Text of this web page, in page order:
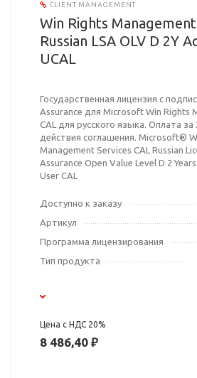
CLIENT MANAGEMENT
Win Rights Management
Russian LSA OLV D 2Y
UCAL
Государственная лицензия с
Assurance для Microsoft Win Rights
CAL для русского языка. Оплата за
действия соглашения. Microsoft®
Management Services CAL Russian
Assurance Open Value Level D 2
User CAL
Доступно к заказу
Артикул
Программа лицензирования
Тип продукта
Цена с НДС 20%
8 486,40 ₽